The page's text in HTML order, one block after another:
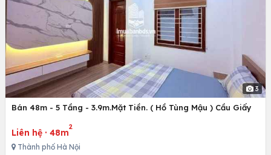
3
Bán 48m - 5 Tầng - 3.9m.Mặt Tiền. ( Hồ Tùng Mậu ) Cầu Giấy
Liên hệ · 48m
2
Thành phố Hà Nội